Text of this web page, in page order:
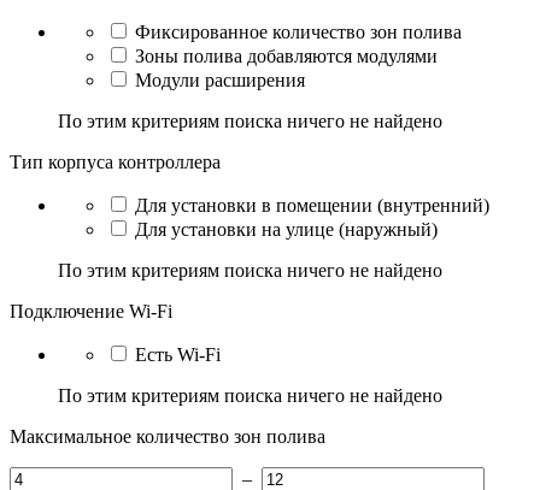
Фиксированное количество зон полива
Зоны полива добавляются модулями
Модули расширения
По этим критериям поиска ничего не найдено
Тип корпуса контроллера
Для установки в помещении (внутренний)
Для установки на улице (наружный)
По этим критериям поиска ничего не найдено
Подключение Wi-Fi
Есть Wi-Fi
По этим критериям поиска ничего не найдено
Максимальное количество зон полива
–